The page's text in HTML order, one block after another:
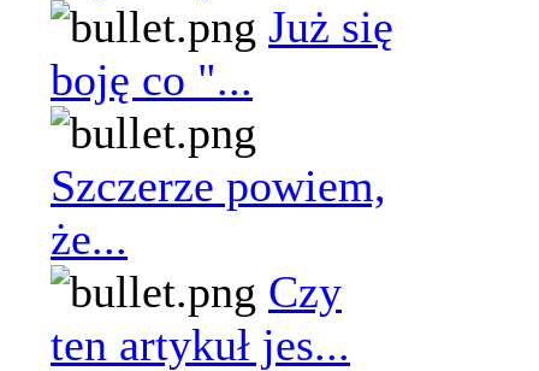
Już się
boję co "...
Szczerze powiem,
że...
Czy
ten artykuł jes...